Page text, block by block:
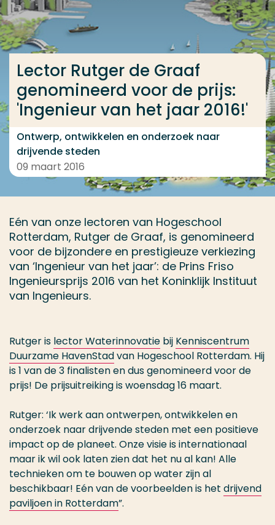
Ga direct naar de content
... > Lector Rutger de Graaf genomineerd voor prijs
Lector Rutger de Graaf
genomineerd voor de prijs:
'Ingenieur van het jaar 2016!'
Ontwerp, ontwikkelen en onderzoek naar
drijvende steden
09 maart 2016
Eén van onze lectoren van Hogeschool
Rotterdam, Rutger de Graaf, is genomineerd
voor de bijzondere en prestigieuze verkiezing
van ‘Ingenieur van het jaar’: de Prins Friso
Ingenieursprijs 2016 van het Koninklijk Instituut
van Ingenieurs.
Rutger is lector Waterinnovatie bij Kenniscentrum
Duurzame HavenStadvan Hogeschool Rotterdam. Hij
is 1 van de 3 finalisten en dus genomineerd voor de
prijs! De prijsuitreiking is woensdag 16 maart.
Rutger: ‘Ik werk aan ontwerpen, ontwikkelen en
onderzoek naar drijvende steden met een positieve
impact op de planeet. Onze visie is internationaal
maar ik wil ook laten zien dat het nu al kan! Alle
technieken om te bouwen op water zijn al
beschikbaar! Eén van de voorbeelden is het drijvend
paviljoen in Rotterdam”.
Veel gezocht
Opleiding
Contact